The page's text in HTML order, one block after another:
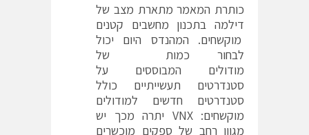
כותרת המאמר מתארת מצב של
דילמה בתכנון מחשבים קטנים
מוקשחים. המהנדס היום יכול
לבחור כמות של
מודולים המבוססים על
סטנדרטים תעשייתיים כולל
סטנדרטים חדשים למודולים
מוקשחים: VNX יתרה מכך יש
מגוון רחב של ספקים מוכשרים